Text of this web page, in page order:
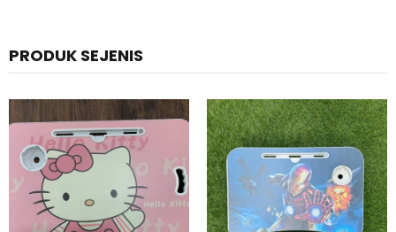
PRODUK SEJENIS